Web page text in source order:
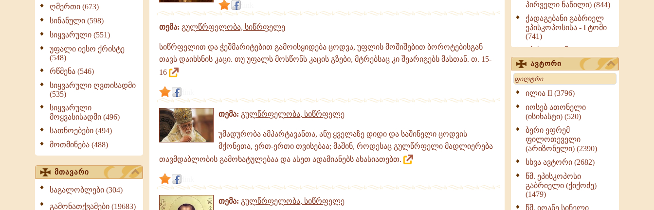
ღმერთი (673)
სინანული (598)
სიყვარული (551)
უფალი იესო ქრისტე
(548)
რწმენა (546)
სიყვარული ღვთისადმი
(535)
სიყვარული
მოყვასისადმი (496)
სათნოებები (494)
მოთმინება (488)
მთავარი
საგალობლები (304)
გამონათქვამები (19683)
თემა: გულწრფელობა, სიწრფელე
სიწრფელით და ჭეშმარიტებით გამოისყიდება ცოდვა, უფლის მოშიშებით ბოროტებისგან
თავს დაიხსნის კაცი. თუ უფალს მოსწონს კაცის გზები, მტრებსაც კი შეარიგებს მასთან. თ. 15-
16
თემა: გულწრფელობა, სიწრფელე
უმადურობა ამპარტავანთა, ანუ ყველაზე დიდი და საშინელი ცოდვის
მქონეთა, ერთ-ერთი თვისებაა; მაშინ, როდესაც გულწრფელი მადლიერება
თავმდაბლობის გამოხატულებაა და ასეთ ადამიანებს ახასიათებთ.
თემა: გულწრფელობა, სიწრფელე
პირველი ნაწილი) (844)
ქადაგებანი გაბრიელ
ეპისკოპოსისა - I ტომი
(741)
ეპისტოლენი,
ქადაგებანი, სიტყვანი
(ნაწილი III) (723)
მოძღვრის ძალზე
სასარგებლო რჩევები
მრევლისათვის (545)
Wisdomge (514)
ქადაგებანი გაბრიელ
ეპისკოპოსისა - II ტომი
(370)
სულიერი ცხოვრების
სახელმძღვანელო -
ნაწილი II (369)
ღმერთი და ადამიანები
(287)
ავტორი
Search
ილია II (3796)
იოსებ ათონელი
(ისიხასტი) (520)
ბერი ეფრემ
ფილოთეველი
(არიზონელი) (2390)
სხვა ავტორი (2682)
წმ. ეპისკოპოსი
გაბრიელი (ქიქოძე)
(1479)
წმ. იოანე სინელი